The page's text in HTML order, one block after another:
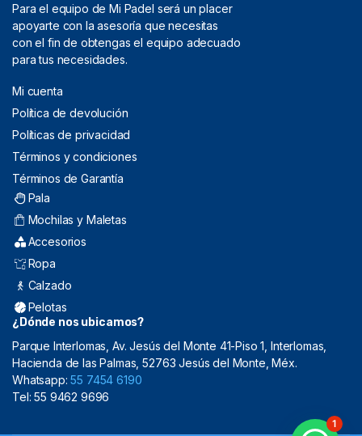
Para el equipo de Mi Padel será un placer
apoyarte con la asesoría que necesitas
con el fin de obtengas el equipo adecuado
para tus necesidades.
Mi cuenta
Política de devolución
Políticas de privacidad
Términos y condiciones
Términos de Garantía
Pala
Mochilas y Maletas
Accesorios
Ropa
Calzado
Pelotas
¿Dónde nos ubicamos?
Parque Interlomas, Av. Jesús del Monte 41-Piso 1, Interlomas,
Hacienda de las Palmas, 52763 Jesús del Monte, Méx.
Whatsapp:55 7454 6190
Tel: 55 9462 9696
1